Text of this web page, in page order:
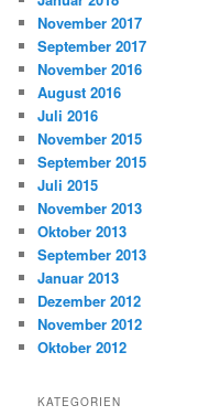
November 2017
September 2017
November 2016
August 2016
Juli 2016
November 2015
September 2015
Juli 2015
November 2013
Oktober 2013
September 2013
Januar 2013
Dezember 2012
November 2012
Oktober 2012
KATEGORIEN